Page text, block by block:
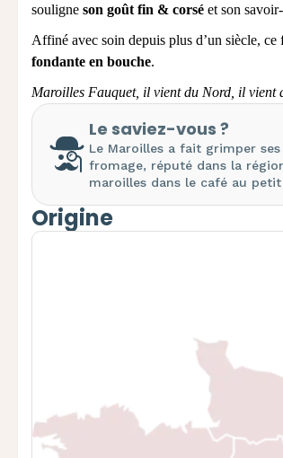
souligne son goût fin & corsé et son
Affiné avec soin depuis plus d’un siècle, ce
fondante en bouche. ​
Maroilles Fauquet, il vient du Nord, il vient
Le saviez-vous ?
Le Maroilles a fait grimper
fromage, réputé dans la
maroilles dans le café au petit
Origine